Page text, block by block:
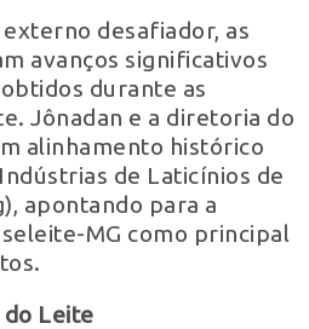
desafiador, as
avanços significativos
durante as
Jônadan e a diretoria do
alinhamento histórico
de Laticínios de
apontando para a
MG como principal
Leite